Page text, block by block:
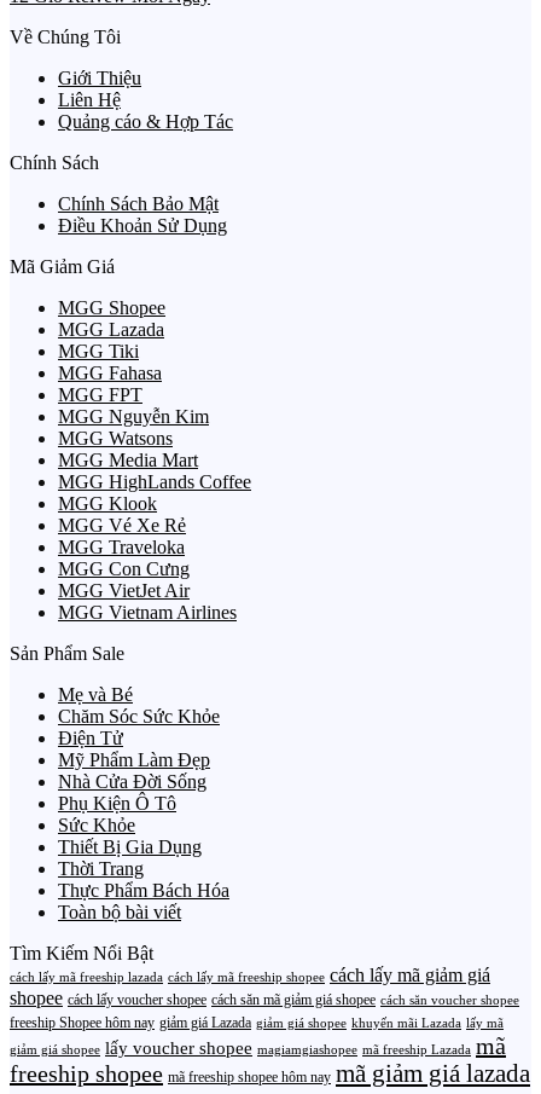
Về Chúng Tôi
Giới Thiệu
Liên Hệ
Quảng cáo & Hợp Tác
Chính Sách
Chính Sách Bảo Mật
Điều Khoản Sử Dụng
Mã Giảm Giá
MGG Shopee
MGG Lazada
MGG Tiki
MGG Fahasa
MGG FPT
MGG Nguyễn Kim
MGG Watsons
MGG Media Mart
MGG HighLands Coffee
MGG Klook
MGG Vé Xe Rẻ
MGG Traveloka
MGG Con Cưng
MGG VietJet Air
MGG Vietnam Airlines
Sản Phẩm Sale
Mẹ và Bé
Chăm Sóc Sức Khỏe
Điện Tử
Mỹ Phẩm Làm Đẹp
Nhà Cửa Đời Sống
Phụ Kiện Ô Tô
Sức Khỏe
Thiết Bị Gia Dụng
Thời Trang
Thực Phẩm Bách Hóa
Toàn bộ bài viết
Tìm Kiếm Nổi Bật
cách lấy mã freeship lazada cách lấy mã freeship shopee cách lấy mã giảm giá
shopee cách lấy voucher shopee cách săn mã giảm giá shopee cách săn voucher shopee
freeship Shopee hôm nay giảm giá Lazada giảm giá shopee khuyến mãi Lazada lấy mã
giảm giá shopee lấy voucher shopee magiamgiashopee mã freeship Lazada mã
freeship shopee mã freeship shopee hôm nay mã giảm giá lazada